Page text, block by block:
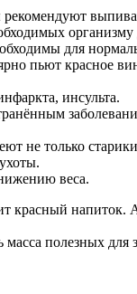
для
пьют красное
инсульта.
не только
веса.
красный напиток.
масса полезных для